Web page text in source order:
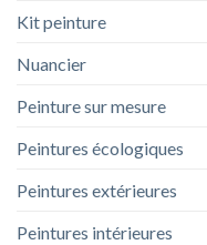
Kit peinture
Nuancier
Peinture sur mesure
Peintures écologiques
Peintures extérieures
Peintures intérieures